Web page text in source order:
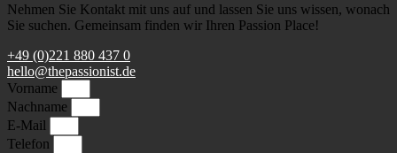
Nehmen Sie Kontakt mit uns auf und lassen Sie uns wissen, wonach
Sie suchen. Gemeinsam finden wir Ihren Passion Place!
+49 (0)221 880 437 0
hello@thepassionist.de
Vorname
Nachname
E-Mail
Telefon